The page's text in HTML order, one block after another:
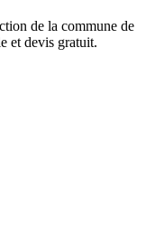
de la commune de
et devis gratuit.